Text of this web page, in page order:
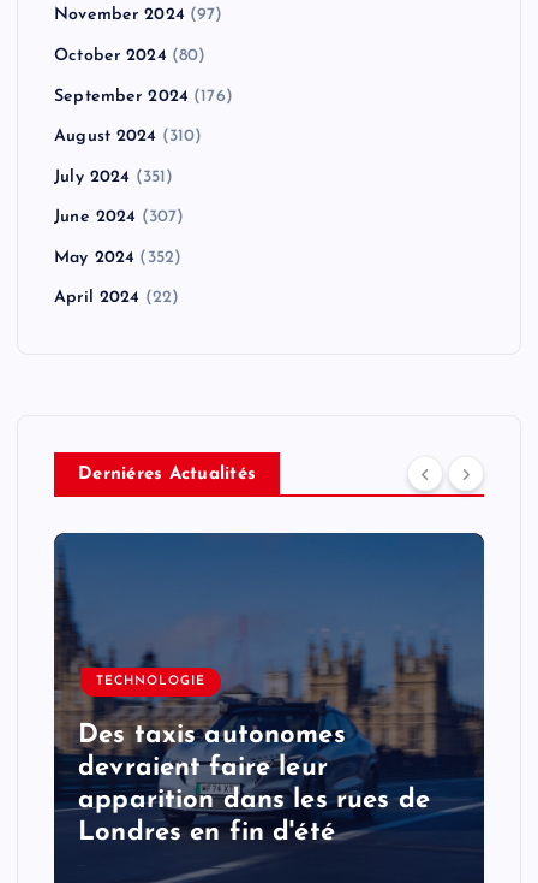
November 2024 (97)
October 2024 (80)
September 2024 (176)
August 2024 (310)
July 2024 (351)
June 2024 (307)
May 2024 (352)
April 2024 (22)
Derniéres Actualités
TECHNOLOGIE
Des taxis autonomes
devraient faire leur
apparition dans les rues de
Londres en fin d'été